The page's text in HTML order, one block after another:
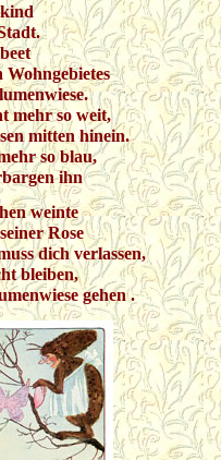
mehr so weit,
mitten hinein.
so blau,
ihn
weinte
Rose
dich verlassen,
bleiben,
gehen .